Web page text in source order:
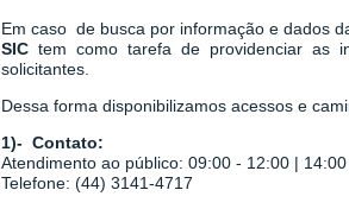
Em caso de busca por informação e dados
SICtem como tarefa de providenciar as
solicitantes.
Dessa forma disponibilizamos acessos e
1)- Contato:
Atendimento ao público: 09:00 - 12:00 |
Telefone: (44) 3141-4717